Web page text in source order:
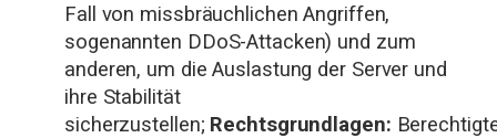
Fall von missbräuchlichen Angriffen,
sogenannten DDoS-Attacken) und zum
anderen, um die Auslastung der Server und
ihre Stabilität
sicherzustellen; Rechtsgrundlagen: